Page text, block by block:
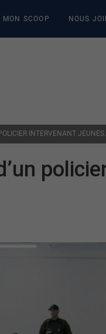
MON SCOOP NOUS
DÉCOUVERTE